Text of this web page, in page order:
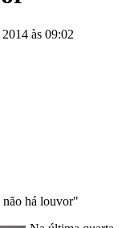
às 09:02
não há louvor"